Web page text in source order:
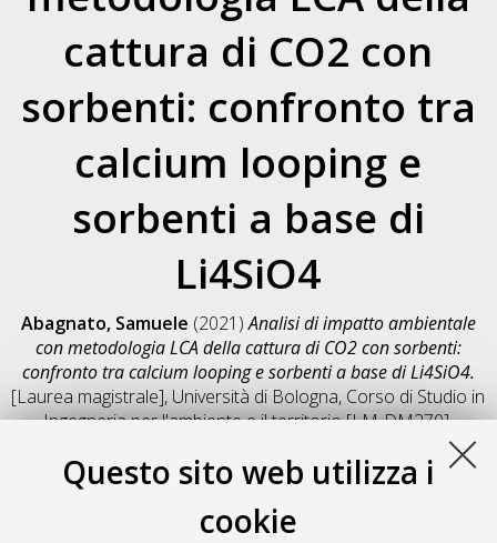
Questo sito web utilizza i
cookie
cattura di CO2 con
sorbenti: confronto tra
calcium looping e
sorbenti a base di
Li4SiO4
Abagnato, Samuele (2021)Analisi di impatto ambientale
con metodologia LCA della cattura di CO2 con sorbenti:
confronto tra calcium looping e sorbenti a base di Li4SiO4.
[Laurea magistrale], Università di Bologna, Corso di Studio in
Ingegneria per l'ambiente e il territorio [LM-DM270],
Salva citazione
Condividi
Il full-text non è disponibile per scelta dell'autore. (